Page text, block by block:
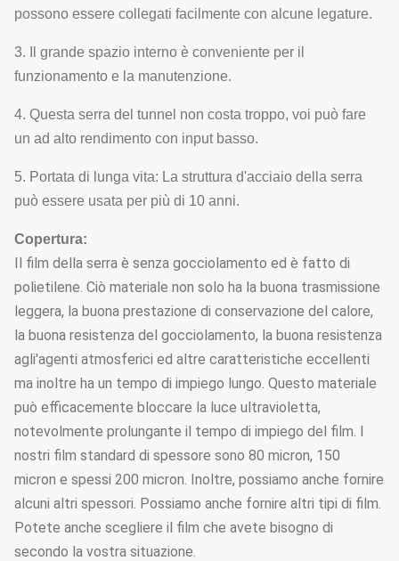
tipo manuale
7
Sistema di
raffreddamento
Consiste delle
ventole di
raffreddamento
e del cuscinetto
raffreddamento
8
Sistema di
riscaldamento
caldaia,
riscaldamento
dell'aria calda,
riscaldamento
elettrico
9
Sistema
dell'irrigazione a
goccia
Su misura
spruzzatore
possono essere collegati facilmente con alcune legature.
3. Il grande spazio interno è conveniente per il
funzionamento e la manutenzione.
4. Questa serra del tunnel non costa troppo, voi può fare
un ad alto rendimento con input basso.
5. Portata di lunga vita: La struttura d'acciaio della serra
può essere usata per più di 10 anni.
Copertura:
Il film della serra è senza gocciolamento ed è fatto di
polietilene. Ciò materiale non solo ha la buona trasmissione
leggera, la buona prestazione di conservazione del calore,
la buona resistenza del gocciolamento, la buona resistenza
agli'agenti atmosferici ed altre caratteristiche eccellenti
ma inoltre ha un tempo di impiego lungo. Questo materiale
può efficacemente bloccare la luce ultravioletta,
notevolmente prolungante il tempo di impiego del film. I
nostri film standard di spessore sono 80 micron, 150
micron e spessi 200 micron. Inoltre, possiamo anche fornire
alcuni altri spessori. Possiamo anche fornire altri tipi di film.
Potete anche scegliere il film che avete bisogno di
secondo la vostra situazione.